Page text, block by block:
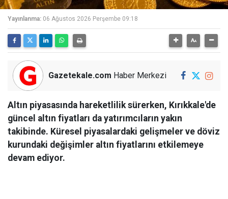
Yayınlanma: 06 Ağustos 2026 Perşembe 09:18
Gazetekale.com Haber Merkezi
Altın piyasasında hareketlilik sürerken, Kırıkkale'de
güncel altın fiyatları da yatırımcıların yakın
takibinde. Küresel piyasalardaki gelişmeler ve döviz
kurundaki değişimler altın fiyatlarını etkilemeye
devam ediyor.